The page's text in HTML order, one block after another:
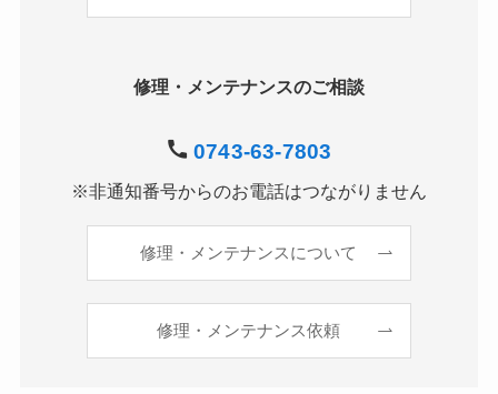
修理・メンテナンスのご相談
0743-63-7803
※非通知番号からのお電話はつながりません
修理・メンテナンスについて
修理・メンテナンス依頼